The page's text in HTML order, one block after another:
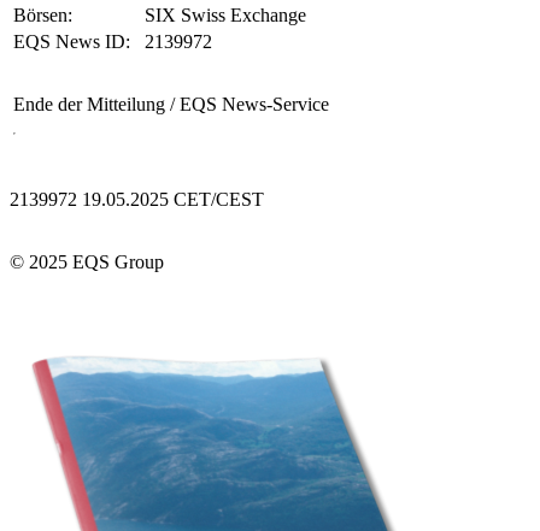
Börsen:
SIX Swiss Exchange
EQS News ID:
2139972
Ende der Mitteilung / EQS News-Service
2139972 19.05.2025 CET/CEST
© 2025 EQS Group